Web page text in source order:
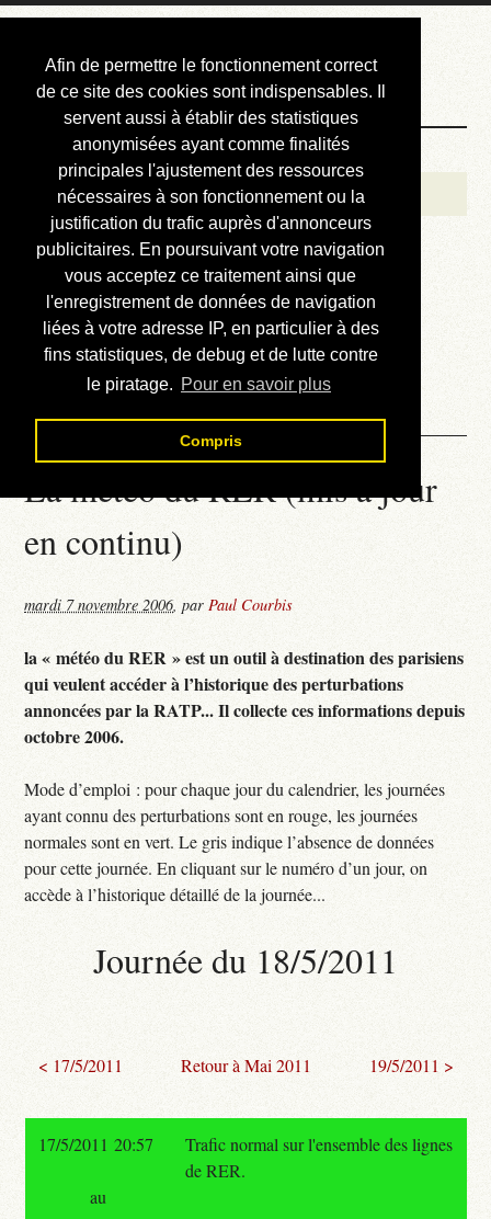
Afin de permettre le fonctionnement correct
de ce site des cookies sont indispensables. Il
servent aussi à établir des statistiques
anonymisées ayant comme finalités
principales l'ajustement des ressources
nécessaires à son fonctionnement ou la
justification du trafic auprès d'annonceurs
publicitaires. En poursuivant votre navigation
vous acceptez ce traitement ainsi que
l'enregistrement de données de navigation
liées à votre adresse IP, en particulier à des
fins statistiques, de debug et de lutte contre
le piratage. Pour en savoir plus
Compris
Courbis, « LE »
Blog Officiel
Bienvenue
Réalisations
Divers (et d’été)
Annonces
Liens externes
Téléchargement
Contact
La météo du RER (mis à jour
en continu)
mardi 7 novembre 2006,parPaul Courbis
la « météo du RER » est un outil à destination des parisiens
qui veulent accéder à l’historique des perturbations
annoncées par la RATP... Il collecte ces informations depuis
octobre 2006.
Mode d’emploi : pour chaque jour du calendrier, les journées
ayant connu des perturbations sont en rouge, les journées
normales sont en vert. Le gris indique l’absence de données
pour cette journée. En cliquant sur le numéro d’un jour, on
accède à l’historique détaillé de la journée...
Journée du 18/5/2011
< 17/5/2011 Retour à Mai 2011 19/5/2011 >
17/5/2011 20:57
Trafic normal sur l'ensemble des lignes
de RER.
au